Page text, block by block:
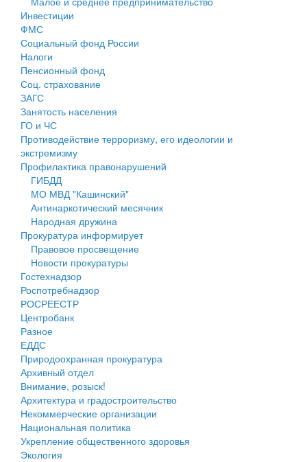
Фотоальбом
Проекты административных регламентов
Антимонопольный комплаенс
Противодействие коррупции
среднего предпринимательства
Муниципальные программы
Контрольно-счетная палата
Персональные данные
Оценка регулирующего воздействия
Деятельность МУ
Нормативы градостроительного проектирования
Правила землепользования и застройки
Генеральные планы
Проекты планировки территории
Собрание депутатов
Городское поселение
Сельские поселения
Инвестиции
ФМС
Социальный фонд России
Налоги
Пенсионный фонд
Соц. страхование
ЗАГС
Занятость населения
ГО и ЧС
Противодействие терроризму, его идеологии и
экстремизму
Профилактика правонарушений
ГИБДД
МО МВД "Кашинский"
Антинаркотический месячник
Народная дружина
Прокуратура информирует
Правовое просвещение
Новости прокуратуры
Гостехнадзор
Роспотребнадзор
РОСРЕЕСТР
Центробанк
Разное
ЕДДС
Природоохранная прокуратура
Архивный отдел
Внимание, розыск!
Архитектура и градостроительство
Некоммерческие организации
Национальная политика
Укрепление общественного здоровья
Экология